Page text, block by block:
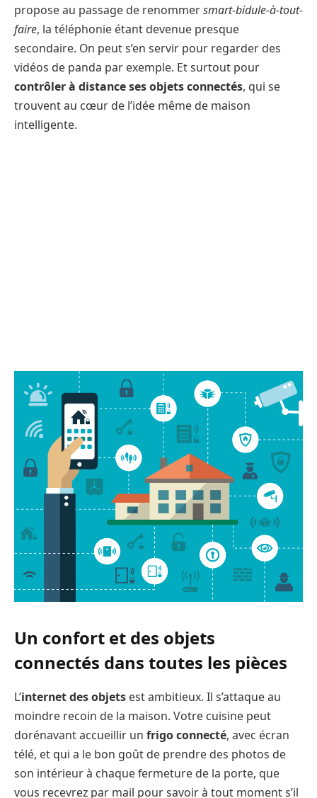
propose au passage de renommersmart-bidule-à-tout-
faire, la téléphonie étant devenue presque
secondaire. On peut s’en servir pour regarder des
vidéos de panda par exemple. Et surtout pour
contrôler à distance ses objets connectés, qui se
trouvent au cœur de l’idée même de maison
intelligente.
Un confort et des objets
connectés dans toutes les pièces
L’internet des objets est ambitieux. Il s’attaque au
moindre recoin de la maison. Votre cuisine peut
dorénavant accueillir un frigo connecté, avec écran
télé, et qui a le bon goût de prendre des photos de
son intérieur à chaque fermeture de la porte, que
vous recevrez par mail pour savoir à tout moment s’il